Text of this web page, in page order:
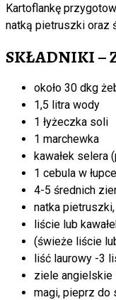
Kartoflankę
natką pietruszki oraz
SKŁADNIKI –
około 30 dkg
1,5 litra wody
1 łyżeczka soli
1 marchewka
kawałek selera
1 cebula w łupce
4-5 średnich
natka
liście lub
(świeże liście
liść laurowy -3
ziele angielskie
magi, pieprz do